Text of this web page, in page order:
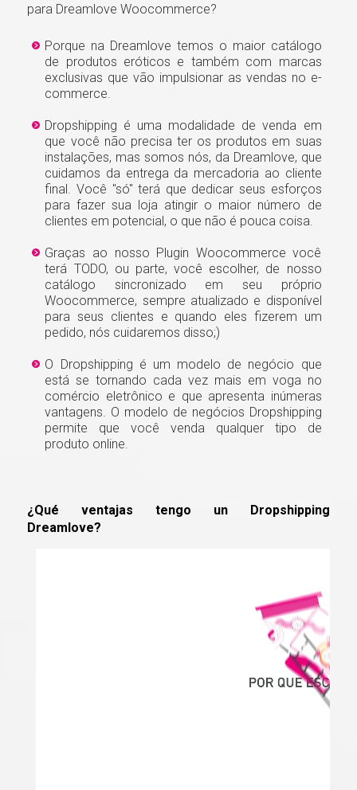
para Dreamlove Woocommerce?
Porque na Dreamlove temos o maior catálogo
de produtos eróticos e também com marcas
exclusivas que vão impulsionar as vendas no e-
commerce.
Dropshipping é uma modalidade de venda em
que você não precisa ter os produtos em suas
instalações, mas somos nós, da Dreamlove, que
cuidamos da entrega da mercadoria ao cliente
final. Você "só" terá que dedicar seus esforços
para fazer sua loja atingir o maior número de
clientes em potencial, o que não é pouca coisa.
Graças ao nosso Plugin Woocommerce você
terá TODO, ou parte, você escolher, de nosso
catálogo sincronizado em seu próprio
Woocommerce, sempre atualizado e disponível
para seus clientes e quando eles fizerem um
pedido, nós cuidaremos disso;)
O Dropshipping é um modelo de negócio que
está se tornando cada vez mais em voga no
comércio eletrônico e que apresenta inúmeras
vantagens. O modelo de negócios Dropshipping
permite que você venda qualquer tipo de
produto online.
¿Qué ventajas tengo un Dropshipping
Dreamlove?